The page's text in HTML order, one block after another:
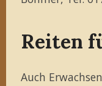
Reiten
Auch